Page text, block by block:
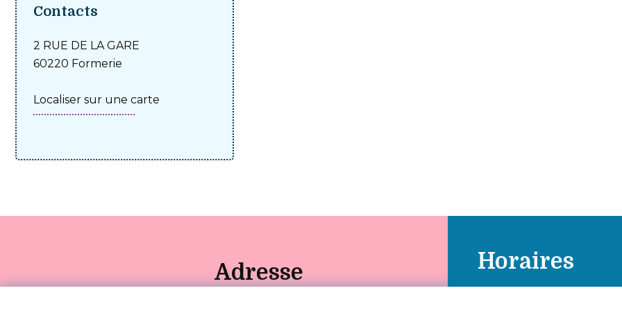
Contacts
2 RUE DE LA GARE
60220 Formerie
Localiser sur une carte
Adresse Horaires